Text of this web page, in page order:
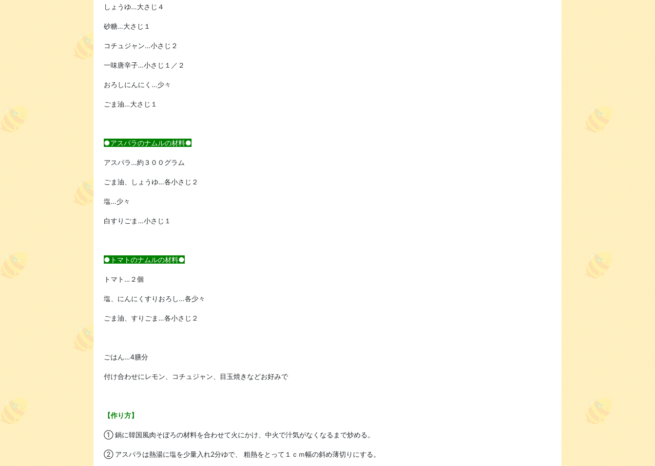
しょうゆ…大さじ４
砂糖…大さじ１
コチュジャン…小さじ２
一味唐辛子…小さじ１／２
おろしにんにく…少々
ごま油…大さじ１
●アスパラのナムルの材料●
アスパラ…約３００グラム
ごま油、しょうゆ…各小さじ２
塩…少々
白すりごま…小さじ１
●トマトのナムルの材料●
トマト…２個
塩、にんにくすりおろし…各少々
ごま油、すりごま…各小さじ２
ごはん…4膳分
付け合わせにレモン、コチュジャン、目玉焼きなどお好みで
【作り方】
① 鍋に韓国風肉そぼろの材料を合わせて火にかけ、中火で汁気がなくなるまで炒める。
② アスパラは熱湯に塩を少量入れ2分ゆで、 粗熱をとって１ｃｍ幅の斜め薄切りにする。